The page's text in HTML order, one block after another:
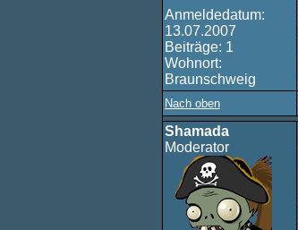
Anmeldedatum:
13.07.2007
Beiträge: 1
Wohnort:
Braunschweig
Nach oben
Shamada
Moderator